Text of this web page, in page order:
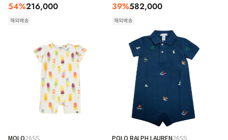
54%216,000
해외배송
39%582,000
해외배송
MOLO26SS
POLO RALPH LAUREN26SS